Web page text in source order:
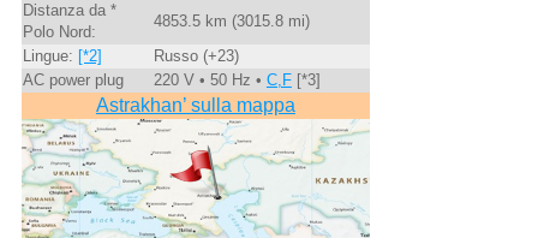
Distanza da *
Polo Nord:
4853.5 km (3015.8 mi)
Lingue: [*2]
Russo (+23)
AC power plug
220 V • 50 Hz • C,F[*3]
Astrakhan’ sulla mappa